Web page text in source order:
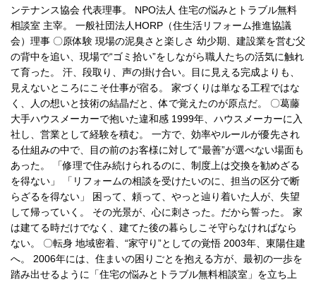
ンテナンス協会 代表理事。 NPO法人 住宅の悩みとトラブル無料
相談室 主宰。 一般社団法人HORP（住生活リフォーム推進協議
会）理事 〇原体験 現場の泥臭さと楽しさ 幼少期、建設業を営む父
の背中を追い、現場で“ゴミ拾い”をしながら職人たちの活気に触れ
て育った。 汗、段取り、声の掛け合い。目に見える完成よりも、
見えないところにこそ仕事が宿る。 家づくりは単なる工程ではな
く、人の想いと技術の結晶だと、体で覚えたのが原点だ。 〇葛藤
大手ハウスメーカーで抱いた違和感 1999年、ハウスメーカーに入
社し、営業として経験を積む。 一方で、効率やルールが優先され
る仕組みの中で、目の前のお客様に対して“最善”が選べない場面も
あった。 「修理で住み続けられるのに、制度上は交換を勧めざる
を得ない」 「リフォームの相談を受けたいのに、担当の区分で断
らざるを得ない」 困って、頼って、やっと辿り着いた人が、失望
して帰っていく。 その光景が、心に刺さった。だから誓った。 家
は建てる時だけでなく、建てた後の暮らしこそ守らなければなら
ない。 〇転身 地域密着、“家守り”としての覚悟 2003年、東陽住建
へ。 2006年には、住まいの困りごとを抱える方が、最初の一歩を
踏み出せるように「住宅の悩みとトラブル無料相談室」を立ち上